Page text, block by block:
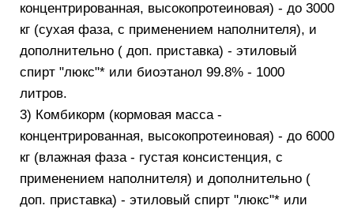
концентрированная, высокопротеиновая) - до 3000
кг (сухая фаза, с применением наполнителя), и
дополнительно ( доп. приставка) - этиловый
спирт "люкс"* или биоэтанол 99.8% - 1000
литров.
3) Комбикорм (кормовая масса -
концентрированная, высокопротеиновая) - до 6000
кг (влажная фаза - густая консистенция, с
применением наполнителя) и дополнительно (
доп. приставка) - этиловый спирт "люкс"* или